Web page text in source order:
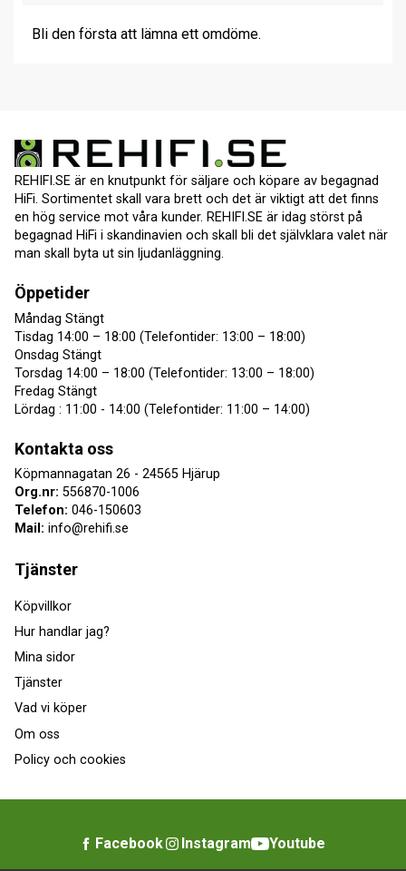
Bli den första att lämna ett omdöme.
REHIFI.SE är en knutpunkt för säljare och köpare av begagnad
HiFi. Sortimentet skall vara brett och det är viktigt att det finns
en hög service mot våra kunder. REHIFI.SE är idag störst på
begagnad HiFi i skandinavien och skall bli det självklara valet när
man skall byta ut sin ljudanläggning.
Öppetider
Måndag Stängt
Tisdag 14:00 – 18:00 (Telefontider: 13:00 – 18:00)
Onsdag Stängt
Torsdag 14:00 – 18:00 (Telefontider: 13:00 – 18:00)
Fredag Stängt
Lördag : 11:00 - 14:00 (Telefontider: 11:00 – 14:00)
Kontakta oss
Köpmannagatan 26 - 24565 Hjärup
Org.nr: 556870-1006
Telefon: 046-150603
Mail: info@rehifi.se
Tjänster
Köpvillkor
Hur handlar jag?
Mina sidor
Tjänster
Vad vi köper
Om oss
Policy och cookies
Facebook Instagram Youtube